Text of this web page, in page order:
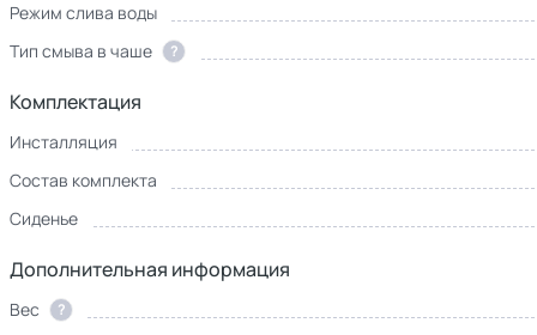
Режим слива воды
Тип смыва в чаше
?
Комплектация
Инсталляция
Состав комплекта
Сиденье
Дополнительная информация
Вес ?